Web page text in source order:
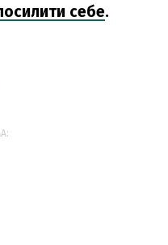
себе.